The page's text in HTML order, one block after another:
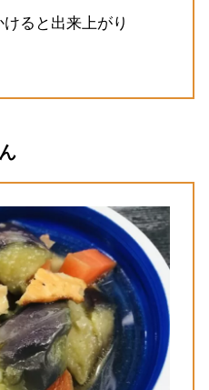
ると出来上がり